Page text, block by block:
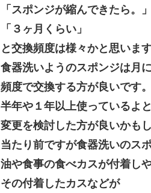
「スポンジが縮んできたら。」
「３ヶ月くらい」
と交換頻度は様々かと思います
食器洗いようのスポンジは月
頻度で交換する方が良いです。
半年や１年以上使っているよ
変更を検討した方が良いかもし
当たり前ですが食器洗いのス
油や食事の食べカスが付着しや
その付着したカスなどが